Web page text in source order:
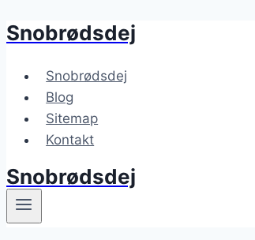
Fortsæt
indhold
Snobrødsdej
Snobrødsdej
Blog
Sitemap
Kontakt
Snobrødsdej